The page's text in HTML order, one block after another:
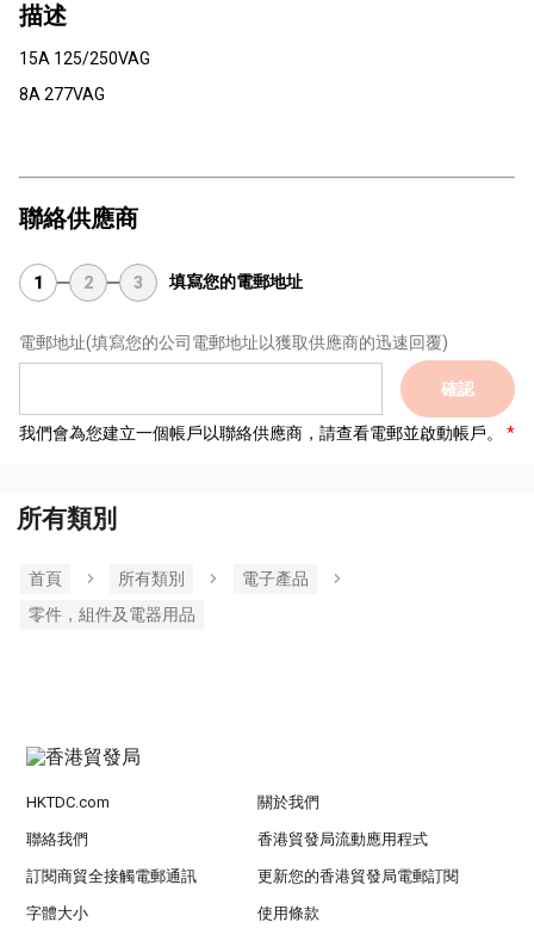
描述
15A 125/250VAG
8A 277VAG
聯絡供應商
1 2 3 填寫您的電郵地址
電郵地址(填寫您的公司電郵地址以獲取供應商的迅速回覆)
確認
我們會為您建立一個帳戶以聯絡供應商，請查看電郵並啟動帳戶。
所有類別
首頁 所有類別
電子產品
零件，組件及電器用品
HKTDC.com 關於我們
聯絡我們 香港貿發局流動應用程式
訂閱商貿全接觸電郵通訊 更新您的香港貿發局電郵訂閱
字體大小 使用條款